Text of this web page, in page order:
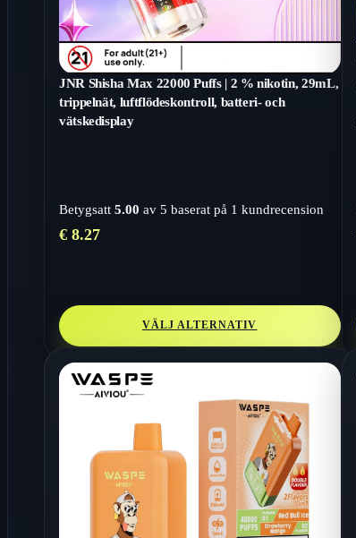
JNR Shisha Max 22000 Puffs | 2 % nikotin, 29mL,
trippelnät, luftflödeskontroll, batteri- och
vätskedisplay
Betygsatt 5.00 av 5 baserat på 1 kundrecension
€ 8.27
VÄLJ ALTERNATIV